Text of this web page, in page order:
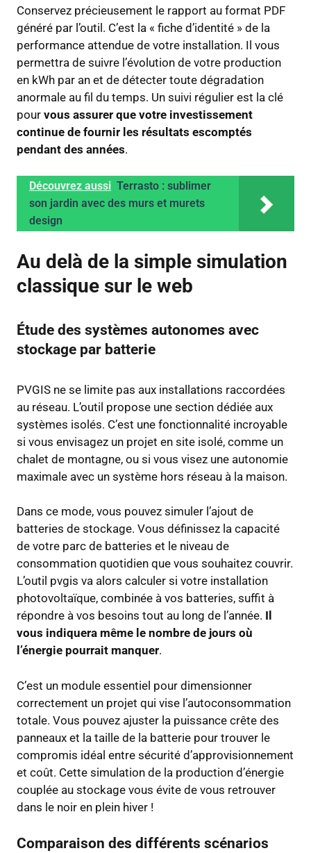
Conservez précieusement le rapport au format PDF
généré par l’outil. C’est la « fiche d’identité » de la
performance attendue de votre installation. Il vous
permettra de suivre l’évolution de votre production
en kWh par an et de détecter toute dégradation
anormale au fil du temps. Un suivi régulier est la clé
pour vous assurer que votre investissement
continue de fournir les résultats escomptés
pendant des années.
Découvrez aussi Terrasto : sublimer
son jardin avec des murs et murets
design
Au delà de la simple simulation
classique sur le web
Étude des systèmes autonomes avec
stockage par batterie
PVGIS ne se limite pas aux installations raccordées
au réseau. L’outil propose une section dédiée aux
systèmes isolés. C’est une fonctionnalité incroyable
si vous envisagez un projet en site isolé, comme un
chalet de montagne, ou si vous visez une autonomie
maximale avec un système hors réseau à la maison.
Dans ce mode, vous pouvez simuler l’ajout de
batteries de stockage. Vous définissez la capacité
de votre parc de batteries et le niveau de
consommation quotidien que vous souhaitez couvrir.
L’outil pvgis va alors calculer si votre installation
photovoltaïque, combinée à vos batteries, suffit à
répondre à vos besoins tout au long de l’année. Il
vous indiquera même le nombre de jours où
l’énergie pourrait manquer.
C’est un module essentiel pour dimensionner
correctement un projet qui vise l’autoconsommation
totale. Vous pouvez ajuster la puissance crête des
panneaux et la taille de la batterie pour trouver le
compromis idéal entre sécurité d’approvisionnement
et coût. Cette simulation de la production d’énergie
couplée au stockage vous évite de vous retrouver
dans le noir en plein hiver !
Comparaison des différents scénarios